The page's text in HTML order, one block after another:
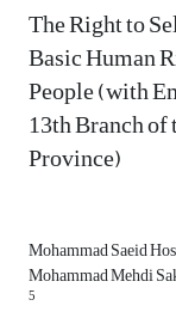
The Right to
Basic Human
People (with
13th Branch
Province)
Mohammad Saeid
Mohammad Mehdi
5